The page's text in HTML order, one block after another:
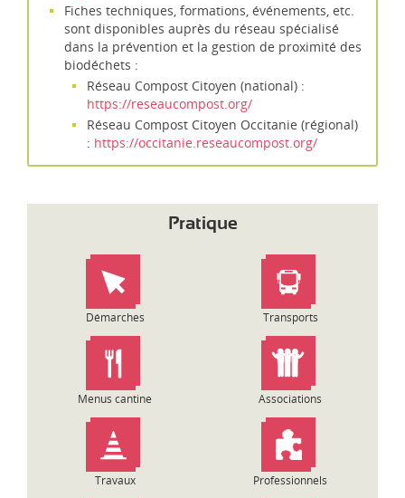
Fiches techniques, formations, événements, etc.
sont disponibles auprès du réseau spécialisé
dans la prévention et la gestion de proximité des
biodéchets :
Réseau Compost Citoyen (national) :
https://reseaucompost.org/
Réseau Compost Citoyen Occitanie (régional)
: https://occitanie.reseaucompost.org/
Pratique
Démarches Transports
Menus cantine Associations
Travaux Professionnels